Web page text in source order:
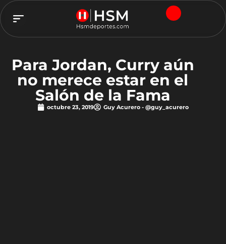
Para Jordan, Curry aún
no merece estar en el
Salón de la Fama
octubre 23, 2019 Guy Acurero - @guy_acurero